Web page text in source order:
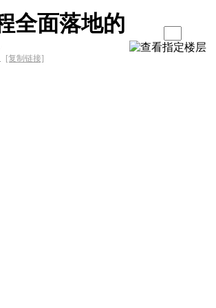
全面落地的
[复制链接]